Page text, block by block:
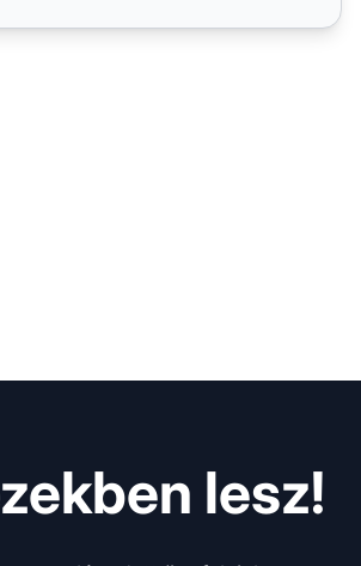
lesz!